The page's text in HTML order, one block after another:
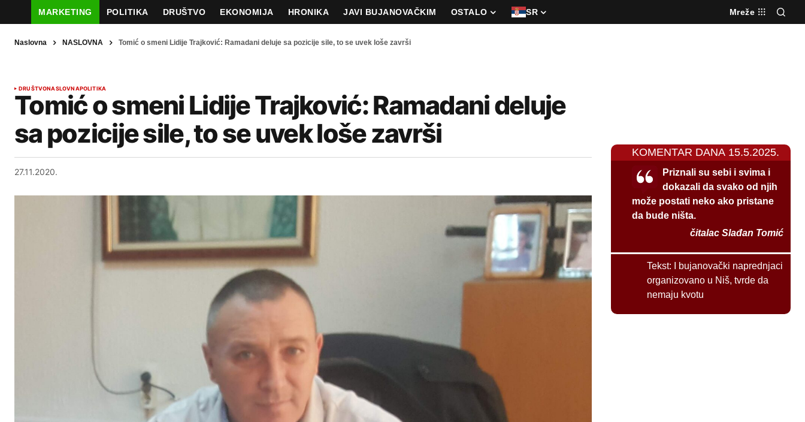
MARKETING POLITIKA DRUŠTVO EKONOMIJA HRONIKA JAVI BUJANOVAČKIM OSTALO SR Mreže
Naslovna NASLOVNA Tomić o smeni Lidije Trajković: Ramadani deluje sa pozicije sile, to se uvek loše završi
DRUŠTVONASLOVNAPOLITIKA
Tomić o smeni Lidije Trajković: Ramadani deluje
sa pozicije sile, to se uvek loše završi
27.11.2020.
KOMENTAR DANA 15.5.2025.
Priznali su sebi i svima i
dokazali da svako od njih
može postati neko ako pristane
da bude ništa.
čitalac Slađan Tomić
Tekst:
I bujanovački naprednjaci
organizovano u Niš, tvrde da
nemaju kvotu